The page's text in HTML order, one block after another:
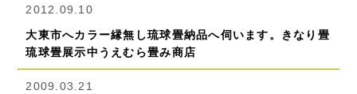
2012.09.10
大東市へカラー縁無し琉球畳納品へ伺います。きなり畳
琉球畳展示中うえむら畳み商店
2009.03.21